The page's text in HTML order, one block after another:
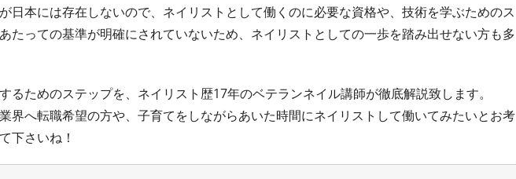
日本には存在しないので、ネイリストとして働くのに必要な資格や、技術を学ぶためのス
たっての基準が明確にされていないため、ネイリストとしての一歩を踏み出せない方も多
るためのステップを、ネイリスト歴17年のベテランネイル講師が徹底解説致します。
界へ転職希望の方や、子育てをしながらあいた時間にネイリストして働いてみたいとお考
下さいね！